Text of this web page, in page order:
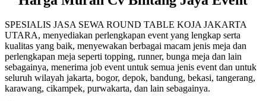
SPESIALIS JASA SEWA ROUND TABLE KOJA JAKARTA
UTARA, menyediakan perlengkapan event yang lengkap serta
kualitas yang baik, menyewakan berbagai macam jenis meja dan
perlengkapan meja seperti topping, runner, bunga meja dan lain
sebagainya, menerima job event untuk semua jenis event dan untuk
seluruh wilayah jakarta, bogor, depok, bandung, bekasi, tangerang,
karawang, cikampek, purwakarta, dan lain sebagainya.